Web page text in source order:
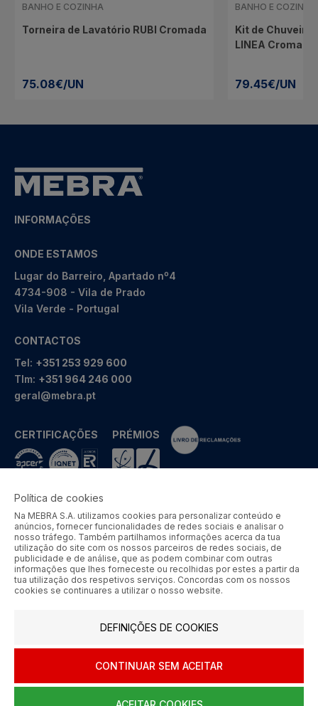
BANHO E COZINHA
Torneira de Lavatório RUBI Cromada
75.08€/UN
BANHO E COZINHA
Kit de Chuveiro
LINEA Cromado
79.45€/UN
INFORMAÇÕES
ONDE ESTAMOS
Lugar do Barreiro, Apartado nº4
4734-908 - Vila de Prado
Vila Verde - Portugal
CONTACTOS
Tel: +351 253 929 600
Tlm: +351 964 246 000
geral@mebra.pt
CERTIFICAÇÕES PRÉMIOS
MEBRA - Comércio por Grosso de Metais e Acessórios de Braga
S.A. © 2026 Todos os direitos reservados.
Aos preços apresentados acresce IVA à taxa em vigor.
SIGA-NOS
Política de cookies
Na MEBRA S.A. utilizamos cookies para personalizar conteúdo e
anúncios, fornecer funcionalidades de redes sociais e analisar o
nosso tráfego. Também partilhamos informações acerca da tua
utilização do site com os nossos parceiros de redes sociais, de
publicidade e de análise, que as podem combinar com outras
informações que lhes forneceste ou recolhidas por estes a partir da
tua utilização dos respetivos serviços. Concordas com os nossos
cookies se continuares a utilizar o nosso website.
DEFINIÇÕES DE COOKIES
CONTINUAR SEM ACEITAR